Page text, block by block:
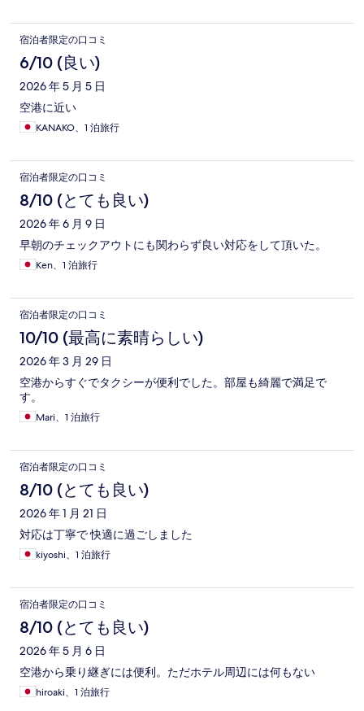
宿泊者限定の口コミ
6/10 (良い)
2026 年 5 月 5 日
空港に近い
KANAKO、1 泊旅行
宿泊者限定の口コミ
8/10 (とても良い)
2026 年 6 月 9 日
早朝のチェックアウトにも関わらず良い対応をして頂いた。
Ken、1 泊旅行
宿泊者限定の口コミ
10/10 (最高に素晴らしい)
2026 年 3 月 29 日
空港からすぐでタクシーが便利でした。部屋も綺麗で満足で
す。
Mari、1 泊旅行
宿泊者限定の口コミ
8/10 (とても良い)
2026 年 1 月 21 日
対応は丁寧で 快適に過ごしました
kiyoshi、1 泊旅行
宿泊者限定の口コミ
8/10 (とても良い)
2026 年 5 月 6 日
空港から乗り継ぎには便利。ただホテル周辺には何もない
hiroaki、1 泊旅行